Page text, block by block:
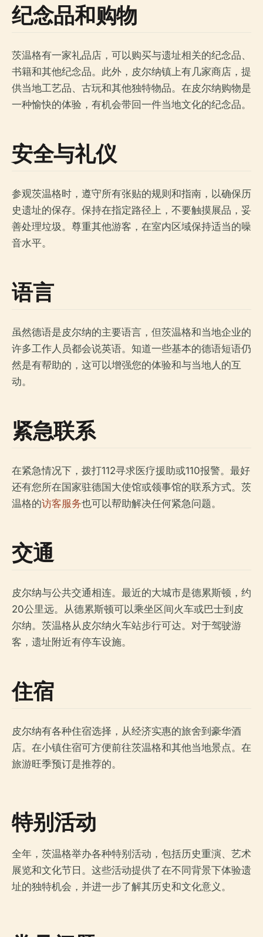
纪念品和购物
茨温格有一家礼品店，可以购买与遗址相关的纪念品、
书籍和其他纪念品。此外，皮尔纳镇上有几家商店，提
供当地工艺品、古玩和其他独特物品。在皮尔纳购物是
一种愉快的体验，有机会带回一件当地文化的纪念品。
安全与礼仪
参观茨温格时，遵守所有张贴的规则和指南，以确保历
史遗址的保存。保持在指定路径上，不要触摸展品，妥
善处理垃圾。尊重其他游客，在室内区域保持适当的噪
音水平。
语言
虽然德语是皮尔纳的主要语言，但茨温格和当地企业的
许多工作人员都会说英语。知道一些基本的德语短语仍
然是有帮助的，这可以增强您的体验和与当地人的互
动。
紧急联系
在紧急情况下，拨打112寻求医疗援助或110报警。最好
还有您所在国家驻德国大使馆或领事馆的联系方式。茨
温格的访客服务也可以帮助解决任何紧急问题。
交通
皮尔纳与公共交通相连。最近的大城市是德累斯顿，约
20公里远。从德累斯顿可以乘坐区间火车或巴士到皮
尔纳。茨温格从皮尔纳火车站步行可达。对于驾驶游
客，遗址附近有停车设施。
住宿
皮尔纳有各种住宿选择，从经济实惠的旅舍到豪华酒
店。在小镇住宿可方便前往茨温格和其他当地景点。在
旅游旺季预订是推荐的。
特别活动
全年，茨温格举办各种特别活动，包括历史重演、艺术
展览和文化节日。这些活动提供了在不同背景下体验遗
址的独特机会，并进一步了解其历史和文化意义。